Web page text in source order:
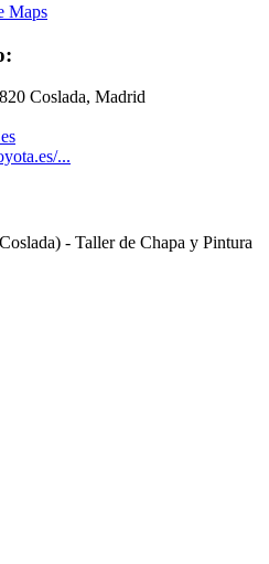
Maps
Coslada, Madrid
...
- Taller de Chapa y Pintura